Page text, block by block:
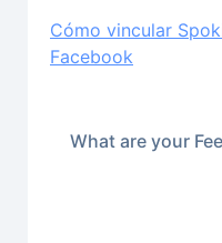
Cómo vincular
Facebook
What are your